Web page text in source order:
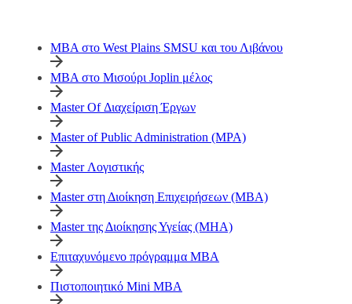
MBA στο West Plains SMSU και του Λιβάνου
MBA στο Μισούρι Joplin μέλος
Master Of Διαχείριση Έργων
Master of Public Administration (MPA)
Master Λογιστικής
Master στη Διοίκηση Επιχειρήσεων (MBA)
Master της Διοίκησης Υγείας (MHA)
Επιταχυνόμενο πρόγραμμα MBA
Πιστοποιητικό Mini MBA